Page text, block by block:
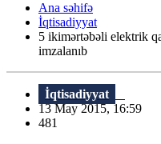
Ana səhifə
İqtisadiyyat
5 ikimərtəbəli elektrik
imzalanıb
İqtisadiyyat
13 May 2015, 16:59
481